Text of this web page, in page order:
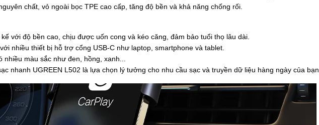
chất, vỏ ngoài bọc TPE cao cấp, tăng độ bền và khả năng chống rối.
với độ bền cao, chịu được uốn cong và kéo căng, đảm bảo tuổi thọ lâu dài.
nhiều thiết bị hỗ trợ cổng USB-C như laptop, smartphone và tablet.
màu sắc như đen, hồng, xanh...
nhanh UGREEN L502 là lựa chọn lý tưởng cho nhu cầu sạc và truyền dữ liệu hàng ngày của bạn.